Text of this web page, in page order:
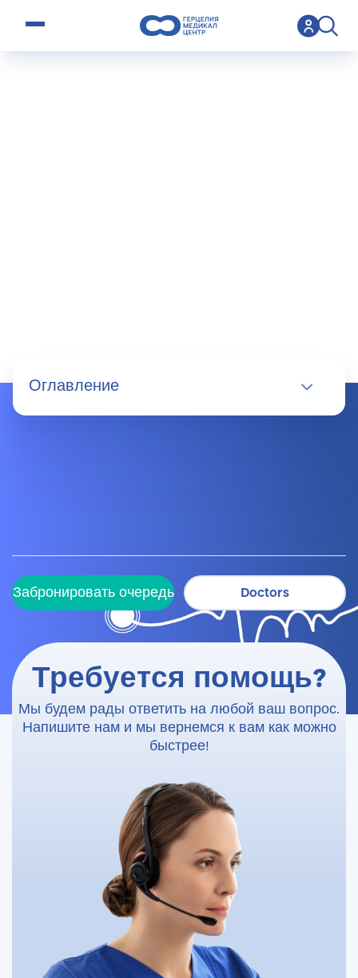
Оглавление
Забронировать очередь Doctors
Требуется помощь?
Мы будем рады ответить на любой ваш вопрос.
Напишите нам и мы вернемся к вам как можно
быстрее!